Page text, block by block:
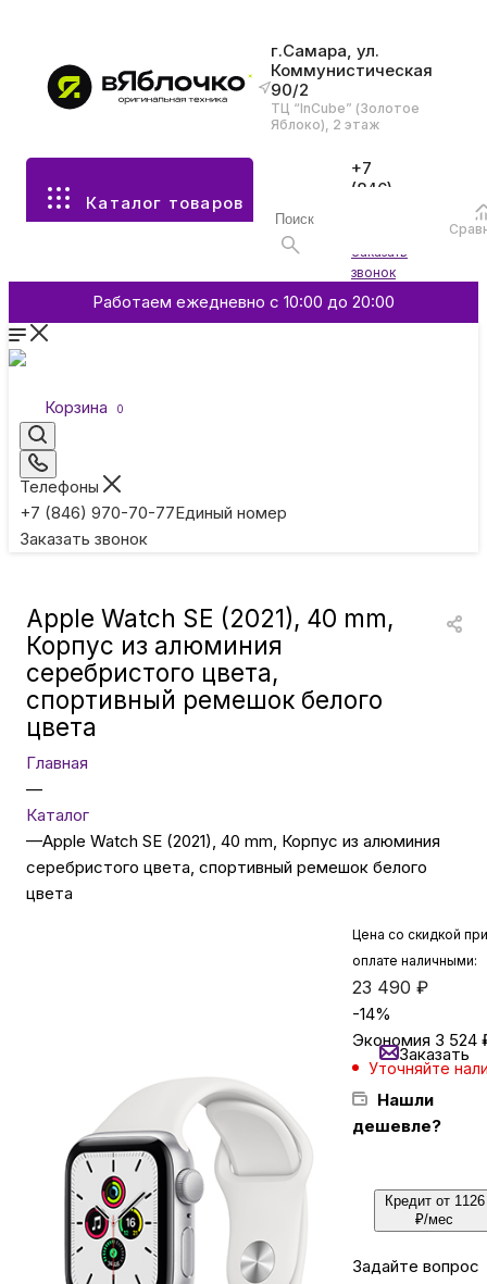
г.Самара, ул.
Коммунистическая
90/2
ТЦ “InCube” (Золотое
Яблоко), 2 этаж
Каталог товаров
+7
(846)
Заказать
звонок
Работаем ежедневно с 10:00 до 20:00
Корзина 0
Телефоны
+7 (846) 970-70-77Единый номер
Заказать звонок
Все разделы каталога
Аксессуары
Смартфоны и гаджеты
Умные кольца
Фитнес-браслеты
Товары для детей
ТВ и проекторы
Бытовая техника
Красота и здоровье
Сумки и чемоданы
Для дома и дачи
Apple Watch SE (2021), 40 mm,
Корпус из алюминия
серебристого цвета,
спортивный ремешок белого
цвета
Главная
—
Каталог
—Apple Watch SE (2021), 40 mm, Корпус из алюминия
серебристого цвета, спортивный ремешок белого
цвета
Цена со скидкой при
оплате наличными:
23 490 ₽
-14%
Экономия 3 524
Уточняйте
Нашли
дешевле?
Заказать
Кредит от 1126
₽/мес
Задайте вопрос